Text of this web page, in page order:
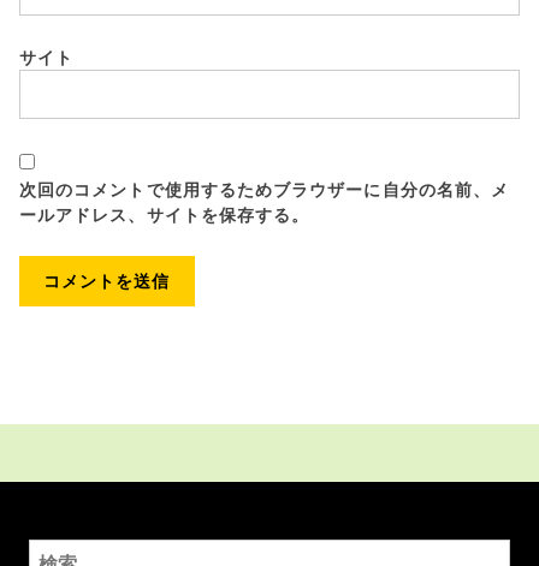
サイト
次回のコメントで使用するためブラウザーに自分の名前、メ
ールアドレス、サイトを保存する。
検